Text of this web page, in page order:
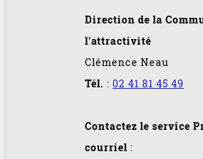
Direction de la
l'attractivité
Clémence Neau
Tél. : 02 41 81 45 49
Contactez le service
courriel :